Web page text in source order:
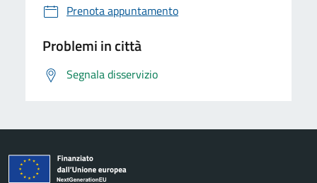
Prenota appuntamento
Problemi in città
Segnala disservizio